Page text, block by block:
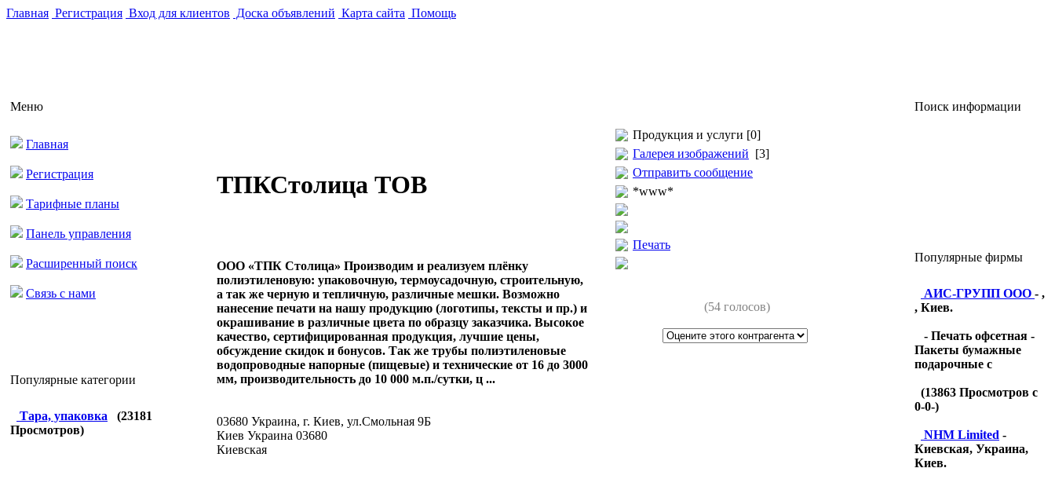
Главная Регистрация Вход для клиентов Доска объявлений Карта сайта Помощь
Меню
Главная
Регистрация
Тарифные планы
Панель управления
Расширенный поиск
Связь с нами
Популярные категории
Тара, упаковка (23181
Просмотров)
ТПКСтолица ТОВ
ООО «ТПК Столица» Производим и реализуем плёнку
полиэтиленовую: упаковочную, термоусадочную, строительную,
а так же черную и тепличную, различные мешки. Возможно
нанесение печати на нашу продукцию (логотипы, тексты и пр.) и
окрашивание в различные цвета по образцу заказчика. Высокое
качество, сертифицированная продукция, лучшие цены,
обсуждение скидок и бонусов. Так же трубы полиэтиленовые
водопроводные напорные (пищевые) и технические от 16 до 3000
мм, производительность до 10 000 м.п./сутки, ц ...
03680 Украина, г. Киев, ул.Смольная 9Б
Киев Украина 03680
Киевская
Продукция и услуги [0]
Галерея изображений [3]
Отправить сообщение
*www*
Печать
(54 голосов)
Поиск информации
Популярные фирмы
АИС-ГРУПП ООО - ,
, Киев.
- Печать офсетная -
Пакеты бумажные
подарочные с
(13863 Просмотров с
0-0-)
NHM Limited -
Киевская, Украина,
Киев.